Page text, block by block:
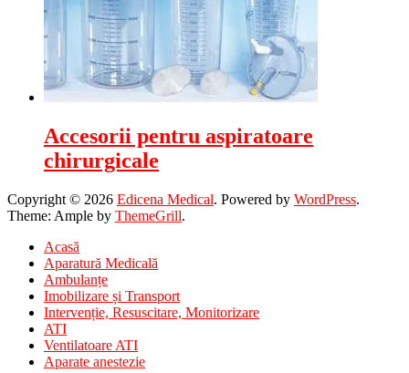
Accesorii pentru aspiratoare
chirurgicale
Copyright © 2026 Edicena Medical. Powered by WordPress.
Theme: Ample by ThemeGrill.
Acasă
Aparatură Medicală
Ambulanțe
Imobilizare și Transport
Intervenție, Resuscitare, Monitorizare
ATI
Ventilatoare ATI
Aparate anestezie